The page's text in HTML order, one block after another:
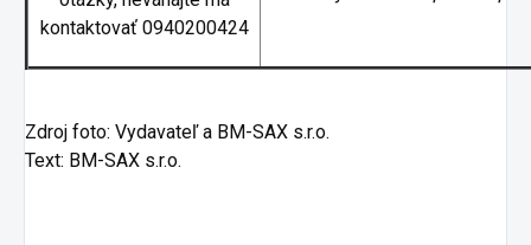
kontaktovať 0940200424
Zdroj foto: Vydavateľ a BM-SAX s.r.o.
Text: BM-SAX s.r.o.